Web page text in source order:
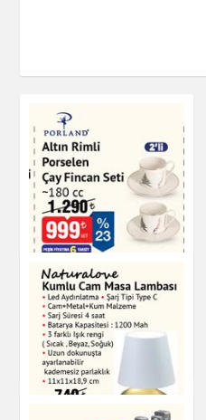
Altın Rimli Porselen
Çay Fincan Seti 180
cc
Çay & Kahve & Şeker